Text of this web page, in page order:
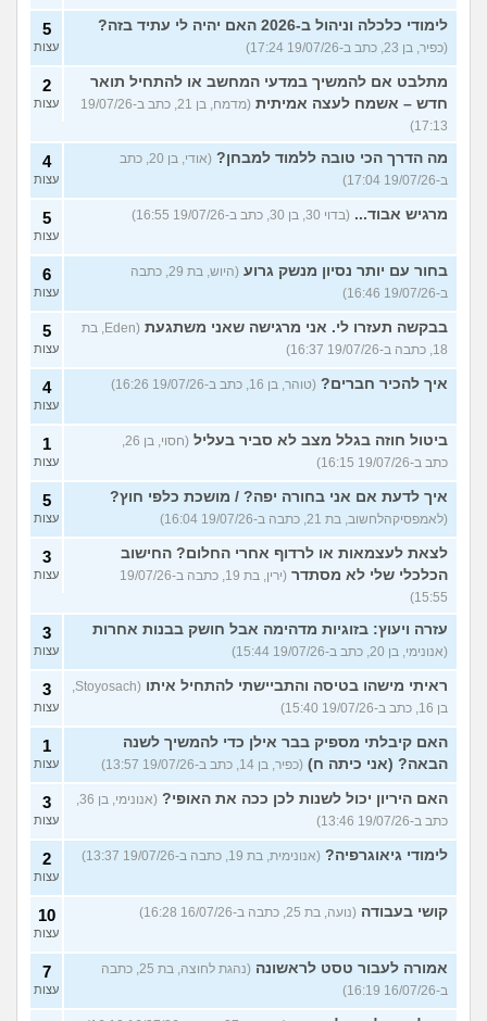
לימודי כלכלה וניהול ב-2026 האם יהיה לי עתיד בזה?
(כפיר, בן 23, כתב ב-19/07/26 17:24)
5
עצות
מתלבט אם להמשיך במדעי המחשב או להתחיל תואר
חדש – אשמח לעצה אמיתית
(מדמח, בן 21, כתב ב-19/07/26
17:13)
2
עצות
מה הדרך הכי טובה ללמוד למבחן?
(אודי, בן 20, כתב
ב-19/07/26 17:04)
4
עצות
מרגיש אבוד... (בדוי 30, בן 30, כתב ב-19/07/26 16:55) 5
עצות
בחור עם יותר נסיון מנשק גרוע
(היוש, בת 29, כתבה
ב-19/07/26 16:46)
6
עצות
בבקשה תעזרו לי. אני מרגישה שאני משתגעת
(Eden, בת
18, כתבה ב-19/07/26 16:37)
5
עצות
איך להכיר חברים? (טוהר, בן 16, כתב ב-19/07/26 16:26) 4
עצות
ביטול חוזה בגלל מצב לא סביר בעליל
(חסוי, בן 26,
כתב ב-19/07/26 16:15)
1
עצות
איך לדעת אם אני בחורה יפה? / מושכת כלפי חוץ?
(לאמפסיקהלחשוב, בת 21, כתבה ב-19/07/26 16:04)
5
עצות
לצאת לעצמאות או לרדוף אחרי החלום? החישוב
הכלכלי שלי לא מסתדר
(ירין, בת 19, כתבה ב-19/07/26
15:55)
3
עצות
עזרה ויעוץ: בזוגיות מדהימה אבל חושק בבנות אחרות
(אנונימי, בן 20, כתב ב-19/07/26 15:44)
3
עצות
ראיתי מישהו בטיסה והתביישתי להתחיל איתו
(Stoyosach,
בן 16, כתב ב-19/07/26 15:40)
3
עצות
האם קיבלתי מספיק בבר אילן כדי להמשיך לשנה
הבאה? (אני כיתה ח) (כפיר, בן 14, כתב ב-19/07/26 13:57)
1
עצות
האם היריון יכול לשנות לכן ככה את האופי?
(אנונימי, בן 36,
כתב ב-19/07/26 13:46)
3
עצות
לימודי גיאוגרפיה? (אנונימית, בת 19, כתבה ב-19/07/26 13:37) 2
עצות
קושי בעבודה (נועה, בת 25, כתבה ב-16/07/26 16:28) 10
עצות
אמורה לעבור טסט לראשונה
(נהגת לחוצה, בת 25, כתבה
ב-16/07/26 16:19)
7
עצות